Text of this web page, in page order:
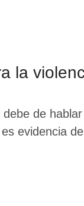
la
de
evidencia
es lo que